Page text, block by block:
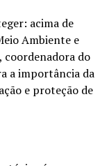
acima de
Ambiente e
coordenadora do
a importância da
e proteção de